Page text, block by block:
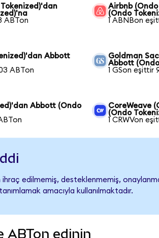
ABTon
Airbnb
(Ondo
1 ABNBon
Abbott
ABTon
Goldman
Abbott
1 GSon eşittir
Abbott (Ondo
CoreWeave
(Ondo
1 CRWVon
edilmemiş, desteklenmemiş,
amacıyla kullanılmaktadır.
ABTon edinin